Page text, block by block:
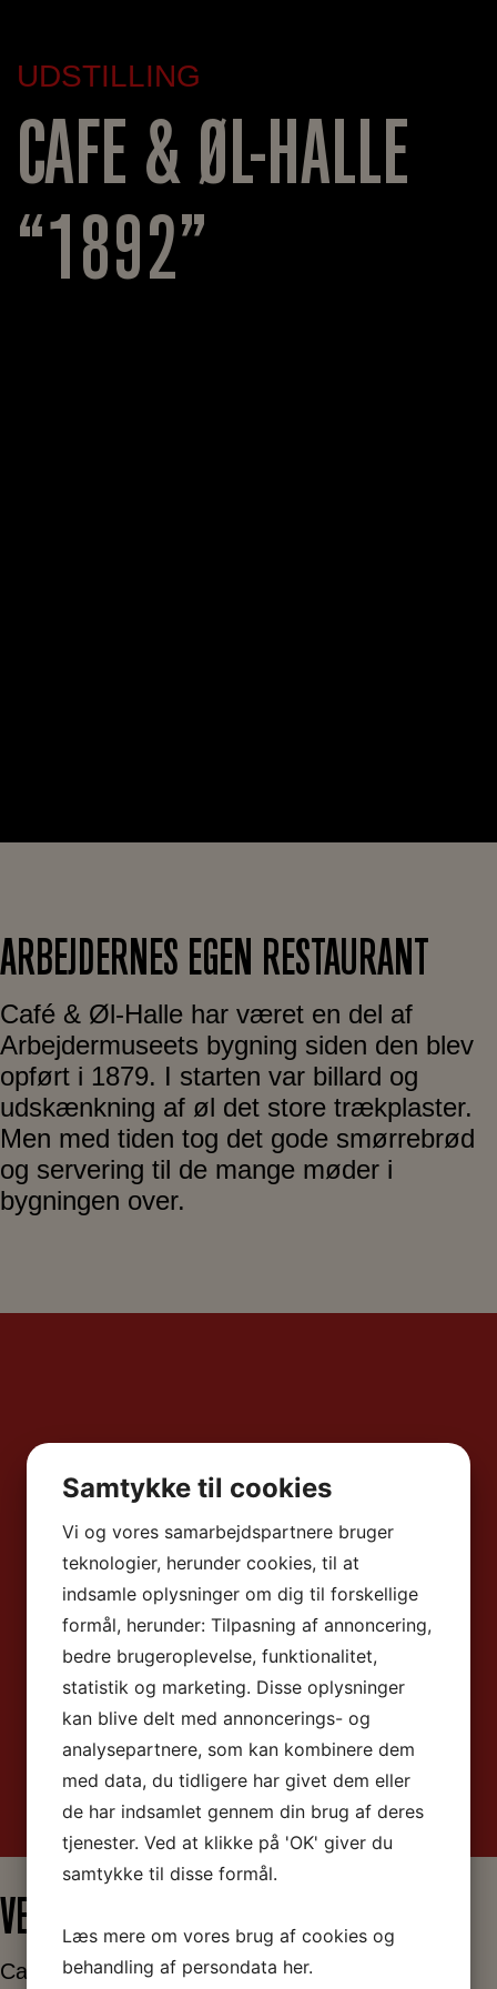
UDSTILLING
CAFE & ØL-HALLE
“1892”
ARBEJDERNES EGEN RESTAURANT
Café & Øl-Halle har været en del af
Arbejdermuseets bygning siden den blev
opført i 1879. I starten var billard og
udskænkning af øl det store trækplaster.
Men med tiden tog det gode smørrebrød
og servering til de mange møder i
bygningen over.
VELBEVARET KULTURARV
Café & Øl-Halle er i dag indrettet i stilen fra
Samtykke til cookies
Vi og vores samarbejdspartnere bruger
teknologier, herunder cookies, til at
indsamle oplysninger om dig til forskellige
formål, herunder: Tilpasning af annoncering,
bedre brugeroplevelse, funktionalitet,
statistik og marketing. Disse oplysninger
kan blive delt med annoncerings- og
analysepartnere, som kan kombinere dem
med data, du tidligere har givet dem eller
de har indsamlet gennem din brug af deres
tjenester. Ved at klikke på 'OK' giver du
samtykke til disse formål.
Læs mere om vores brug af cookies og
behandling af persondata her.